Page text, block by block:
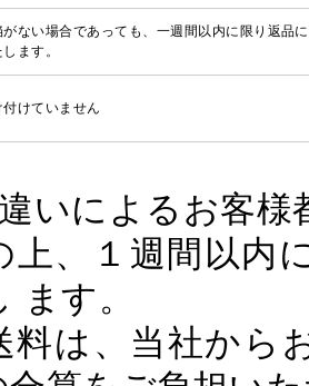
がない場合であっても、一週間以内に限り返品
ます。
けていません
いによるお客
上、１週間以
ます。
料は、当社か